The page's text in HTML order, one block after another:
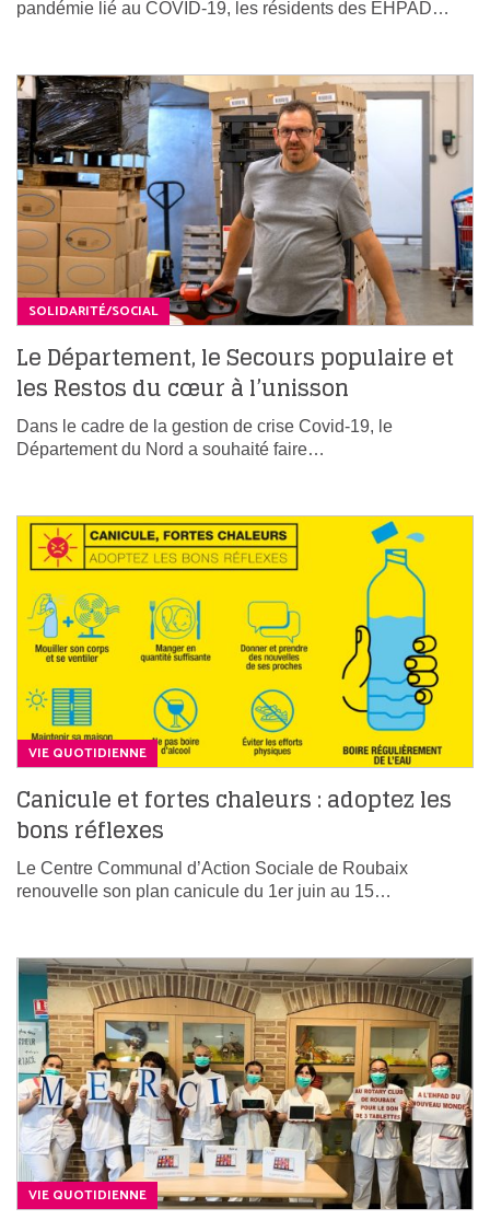
pandémie lié au COVID-19, les résidents des EHPAD…
SOLIDARITÉ/SOCIAL
Le Département, le Secours populaire et
les Restos du cœur à l’unisson
Dans le cadre de la gestion de crise Covid-19, le
Département du Nord a souhaité faire…
VIE QUOTIDIENNE
Canicule et fortes chaleurs : adoptez les
bons réflexes
Le Centre Communal d’Action Sociale de Roubaix
renouvelle son plan canicule du 1er juin au 15…
VIE QUOTIDIENNE